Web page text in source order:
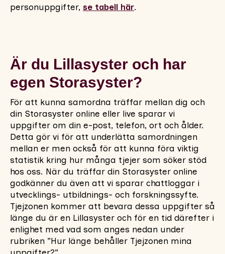
personuppgifter, se tabell här.
Är du Lillasyster och har
egen Storasyster?
För att kunna samordna träffar mellan dig och
din Storasyster online eller live sparar vi
uppgifter om din e-post, telefon, ort och ålder.
Detta gör vi för att underlätta samordningen
mellan er men också för att kunna föra viktig
statistik kring hur många tjejer som söker stöd
hos oss. När du träffar din Storasyster online
godkänner du även att vi sparar chattloggar i
utvecklings- utbildnings- och forskningssyfte.
Tjejzonen kommer att bevara dessa uppgifter så
länge du är en Lillasyster och för en tid därefter i
enlighet med vad som anges nedan under
rubriken ”Hur länge behåller Tjejzonen mina